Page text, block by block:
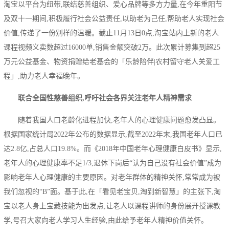
淘宝以平台为纽带,联结慈善组织、爱心品牌等多方力量,在今年重阳节
及双十一期间,积极履行社会公益责任,以助老为己任,帮助老人实现社会
价值,传递了一份别样的温暖。截止11月13日0点,淘宝站内上新的老人
课程视频义卖数超过16000单,销售金额突破2万。此次累计募集到超25
万元公益基金、物资捐赠给老基会的「乐龄陪伴|农村留守老人关爱工
程」,助力老人幸福晚年。
联合全国性慈善组织,呼吁社会各界关注老年人精神需求
随着我国人口老龄化进程加快,老年人的心理健康问题愈发凸显。
根据 国家统计局2022年公布的数据显示,截至2022年末,我国老年人口已
达2.8亿,占总人口19.8%。而《2018年中国老年心理健康白皮书》显示,
老年人的心理健康率不足1/3,退休下岗后“认为自己没有社会价值”成为
影响老年人心理健康的主要原因。对老年群体的精神关怀,常常成为被
我们忽视的“B”面。基于此,在「看见老宝贝,淘到新智慧」的主张下,淘
宝以老人身上宝藏技能为出发点,让老人以课程讲师的身份展开授课教
学,号召大家向老人学习人生经验,由此给予老年人精神价值关怀。